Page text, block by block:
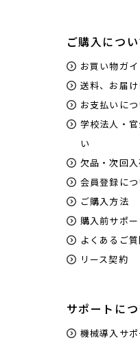
ご購入につ
お買い物ガイ
送料、お届
お支払いに
学校法人・
い
欠品・次回
会員登録に
ご購入方法
購入前サポー
よくあるご質
リース契約
サポートに
機械導入サポ